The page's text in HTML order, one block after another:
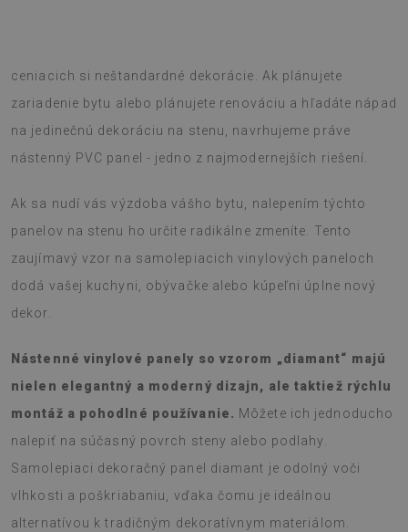
ceniacich si neštandardné dekorácie. Ak plánujete
zariadenie bytu alebo plánujete renováciu a hľadáte nápad
na jedinečnú dekoráciu na stenu, navrhujeme práve
nástenný PVC panel - jedno z najmodernejších riešení.
Ak sa nudí vás výzdoba vášho bytu, nalepením týchto
panelov na stenu ho určite radikálne zmeníte. Tento
zaujímavý vzor na samolepiacich vinylových paneloch
dodá vašej kuchyni, obývačke alebo kúpeľni úplne nový
dekor.
Nástenné vinylové panely so vzorom „diamant“ majú
nielen elegantný a moderný dizajn, ale taktiež rýchlu
montáž a pohodlné používanie. Môžete ich jednoducho
nalepiť na súčasný povrch steny alebo podlahy.
Samolepiaci dekoračný panel diamant je odolný voči
vlhkosti a poškriabaniu, vďaka čomu je ideálnou
alternatívou k tradičným dekoratívnym materiálom.